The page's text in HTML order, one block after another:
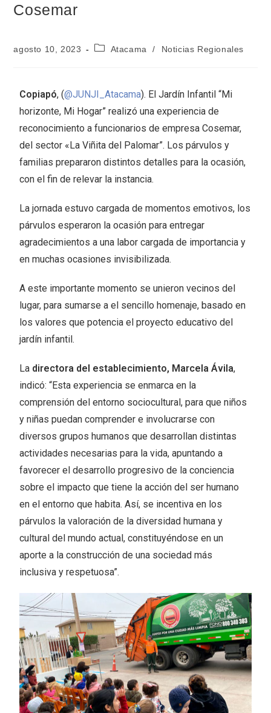
Cosemar
agosto 10, 2023 Atacama / Noticias Regionales
Copiapó, (@JUNJI_Atacama). El Jardín Infantil “Mi
horizonte, Mi Hogar” realizó una experiencia de
reconocimiento a funcionarios de empresa Cosemar,
del sector «La Viñita del Palomar”. Los párvulos y
familias prepararon distintos detalles para la ocasión,
con el fin de relevar la instancia.
La jornada estuvo cargada de momentos emotivos, los
párvulos esperaron la ocasión para entregar
agradecimientos a una labor cargada de importancia y
en muchas ocasiones invisibilizada.
A este importante momento se unieron vecinos del
lugar, para sumarse a el sencillo homenaje, basado en
los valores que potencia el proyecto educativo del
jardín infantil.
La directora del establecimiento, Marcela Ávila,
indicó: “Esta experiencia se enmarca en la
comprensión del entorno sociocultural, para que niños
y niñas puedan comprender e involucrarse con
diversos grupos humanos que desarrollan distintas
actividades necesarias para la vida, apuntando a
favorecer el desarrollo progresivo de la conciencia
sobre el impacto que tiene la acción del ser humano
en el entorno que habita. Así, se incentiva en los
párvulos la valoración de la diversidad humana y
cultural del mundo actual, constituyéndose en un
aporte a la construcción de una sociedad más
inclusiva y respetuosa”.